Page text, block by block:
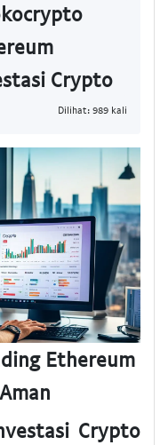
Crypto
Dilihat: 989 kali
Ethereum
Crypto